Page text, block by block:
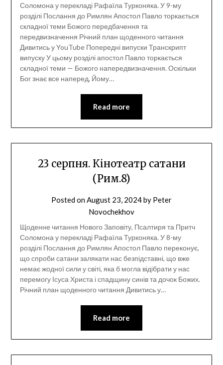
Соломона у перекладі Рафаїла Турконяка. У 9-му
розділі Послання до Римлян Апостол Павло торкається
складної теми Божого передбачення та
передвизначення Річний план щоденного читання
Дивитись у YouTube Попередні випуски Транскрипт
випуску У цьому розділі апостол Павло торкається
складної теми — Божого напередвизначення. Оскільки
Бог знає все наперед, Йому…
Read more
23 серпня. Кінотеатр сатани
(Рим.8)
Posted onAugust 23, 2024by Peter
Novochekhov
Щоденне читання Нового Заповіту, Псалтиря та Притч
Соломона у перекладі Рафаїла Турконяка. У 8-му
розділі Послання до Римлян Апостол Павло переконує,
що спроби сатани залякати нас безпідставні, що вже
немає жодної сили у світі, яка б могла відібрати у нас
перемогу Ісуса Христа і спадщину синів та дочок Божих.
Річний план щоденного читання Дивитись у…
Read more